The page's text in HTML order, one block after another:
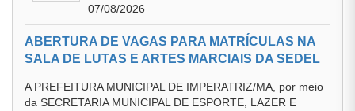
07/08/2026
ABERTURA DE VAGAS PARA MATRÍCULAS NA
SALA DE LUTAS E ARTES MARCIAIS DA SEDEL
A PREFEITURA MUNICIPAL DE IMPERATRIZ/MA, por meio
da SECRETARIA MUNICIPAL DE ESPORTE, LAZER E